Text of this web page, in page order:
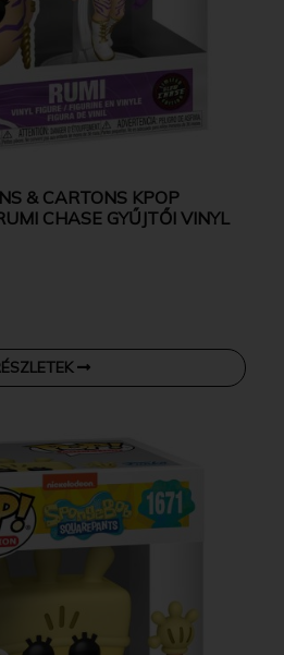
& CARTONS KPOP
CHASE GYŰJTŐI VINYL